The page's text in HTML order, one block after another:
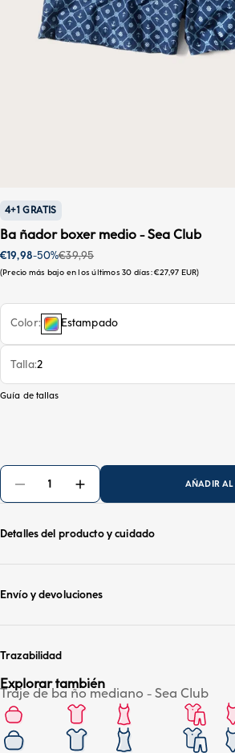
4+1 GRATIS
Ba ñador boxer medio - Sea Club
Precio de oferta
€19,98-50%Precio habitual
€39,95
Precio más bajo en los últimos 30 días:€27,97 EUR
Color Estampado
Talla 2
Guía de tallas
AÑADIR AL
Detalles del producto y cuidado
Envío y devoluciones
Trazabilidad
Traje de ba ño mediano - Sea Club
Explorar también